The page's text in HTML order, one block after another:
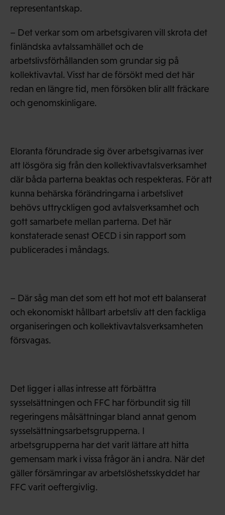
representantskap.
– Det verkar som om arbetsgivaren vill skrota det
finländska avtalssamhället och de
arbetslivsförhållanden som grundar sig på
kollektivavtal. Visst har de försökt med det här
redan en längre tid, men försöken blir allt fräckare
och genomskinligare.
Eloranta förundrade sig över arbetsgivarnas iver
att lösgöra sig från den kollektivavtalsverksamhet
där båda parterna beaktas och respekteras. För att
kunna behärska förändringarna i arbetslivet
behövs uttryckligen god avtalsverksamhet och
gott samarbete mellan parterna. Det här
konstaterade senast OECD i sin rapport som
publicerades i måndags.
– Där såg man det som ett hot mot ett balanserat
och ekonomiskt hållbart arbetsliv att den fackliga
organiseringen och kollektivavtalsverksamheten
försvagas.
Det ligger i allas intresse att förbättra
sysselsättningen och FFC har förbundit sig till
regeringens målsättningar bland annat genom
sysselsättningsarbetsgrupperna. I
arbetsgrupperna har det varit lättare att hitta
gemensam mark i vissa frågor än i andra. När det
gäller försämringar av arbetslöshetsskyddet har
FFC varit oeftergivlig.